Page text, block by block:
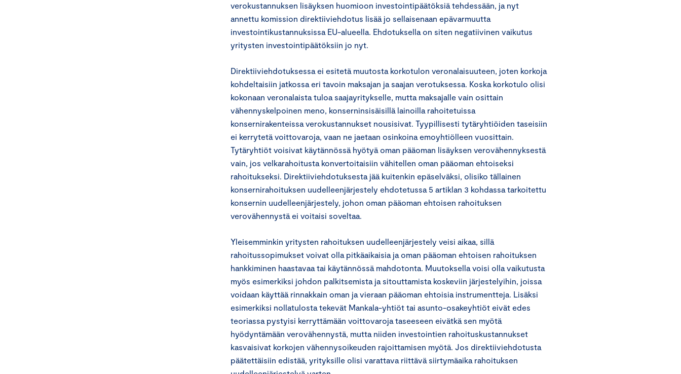
verokustannuksen lisäyksen huomioon investointipäätöksiä tehdessään, ja nyt
annettu komission direktiiviehdotus lisää jo sellaisenaan epävarmuutta
investointikustannuksissa EU-alueella. Ehdotuksella on siten negatiivinen vaikutus
yritysten investointipäätöksiin jo nyt.
Direktiiviehdotuksessa ei esitetä muutosta korkotulon veronalaisuuteen, joten korkoja
kohdeltaisiin jatkossa eri tavoin maksajan ja saajan verotuksessa. Koska korkotulo olisi
kokonaan veronalaista tuloa saajayritykselle, mutta maksajalle vain osittain
vähennyskelpoinen meno, konserninsisäisillä lainoilla rahoitetuissa
konsernirakenteissa verokustannukset nousisivat. Tyypillisesti tytäryhtiöiden taseisiin
ei kerrytetä voittovaroja, vaan ne jaetaan osinkoina emoyhtiölleen vuosittain.
Tytäryhtiöt voisivat käytännössä hyötyä oman pääoman lisäyksen verovähennyksestä
vain, jos velkarahoitusta konvertoitaisiin vähitellen oman pääoman ehtoiseksi
rahoitukseksi. Direktiiviehdotuksesta jää kuitenkin epäselväksi, olisiko tällainen
konsernirahoituksen uudelleenjärjestely ehdotetussa 5 artiklan 3 kohdassa tarkoitettu
konsernin uudelleenjärjestely, johon oman pääoman ehtoisen rahoituksen
verovähennystä ei voitaisi soveltaa.
Yleisemminkin yritysten rahoituksen uudelleenjärjestely veisi aikaa, sillä
rahoitussopimukset voivat olla pitkäaikaisia ja oman pääoman ehtoisen rahoituksen
hankkiminen haastavaa tai käytännössä mahdotonta. Muutoksella voisi olla vaikutusta
myös esimerkiksi johdon palkitsemista ja sitouttamista koskeviin järjestelyihin, joissa
voidaan käyttää rinnakkain oman ja vieraan pääoman ehtoisia instrumentteja. Lisäksi
esimerkiksi nollatulosta tekevät Mankala-yhtiöt tai asunto-osakeyhtiöt eivät edes
teoriassa pystyisi kerryttämään voittovaroja taseeseen eivätkä sen myötä
hyödyntämään verovähennystä, mutta niiden investointien rahoituskustannukset
kasvaisivat korkojen vähennysoikeuden rajoittamisen myötä. Jos direktiiviehdotusta
päätettäisiin edistää, yrityksille olisi varattava riittävä siirtymäaika rahoituksen